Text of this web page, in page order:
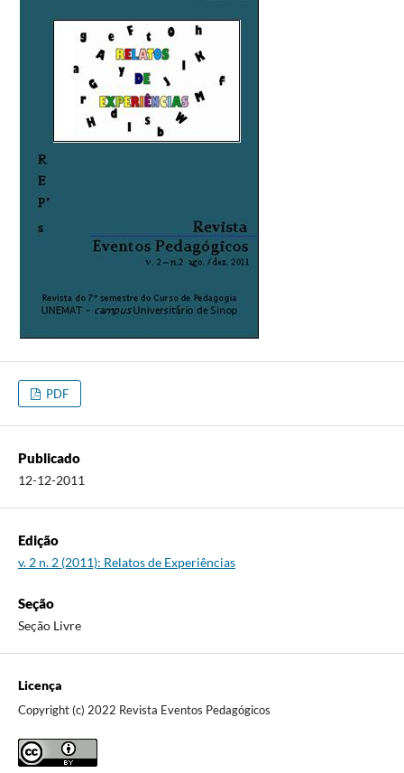
PDF
Publicado
12-12-2011
Edição
v. 2 n. 2 (2011): Relatos de Experiências
Seção
Seção Livre
Licença
Copyright (c) 2022 Revista Eventos Pedagógicos